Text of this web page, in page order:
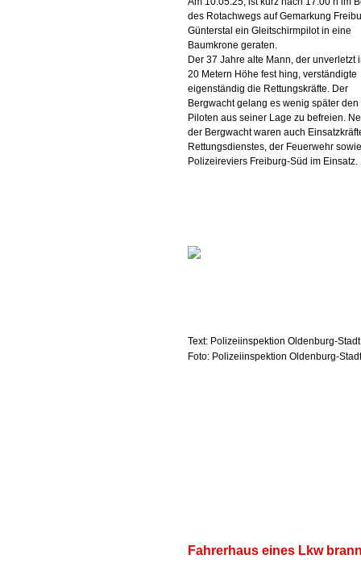
des Rotachwegs auf Gemarkung
Günterstal ein Gleitschirmpilot in eine
Baumkrone geraten.
Der 37 Jahre alte Mann, der unverletzt
20 Metern Höhe fest hing, verständigte
eigenständig die Rettungskräfte. Der
Bergwacht gelang es wenig später den
Piloten aus seiner Lage zu befreien.
der Bergwacht waren auch
Rettungsdienstes, der Feuerwehr
Polizeireviers Freiburg-Süd im Einsatz.
Text: Polizeiinspektion Oldenburg-
Foto: Polizeiinspektion Oldenburg-
Fahrerhaus eines Lkw